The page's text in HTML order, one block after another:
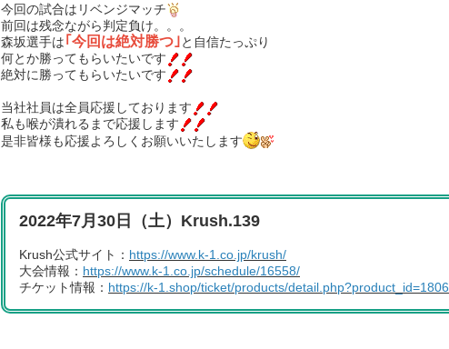
今回の試合はリベンジマッチ
前回は残念ながら判定負け。。。
森坂選手は｢今回は絶対勝つ｣ と自信たっぷり
何とか勝ってもらいたいです
絶対に勝ってもらいたいです
当社社員は全員応援しております
私も喉が潰れるまで応援します
是非皆様も応援よろしくお願いいたします
2022年7月30日（土）Krush.139
Krush公式サイト： https://www.k-1.co.jp/krush/
大会情報： https://www.k-1.co.jp/schedule/16558/
チケット情報： https://k-1.shop/ticket/products/detail.php?product_id=1806